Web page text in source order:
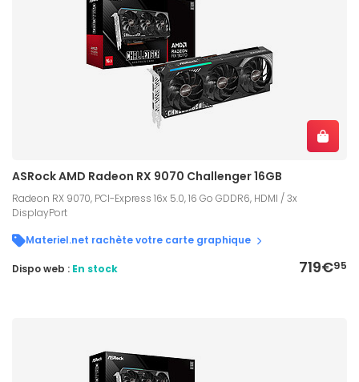
ASRock AMD Radeon RX 9070 Challenger 16GB
Radeon RX 9070, PCI-Express 16x 5.0, 16 Go GDDR6, HDMI / 3x
DisplayPort
Materiel.net rachète votre carte graphique
719€95
Dispo web : En stock